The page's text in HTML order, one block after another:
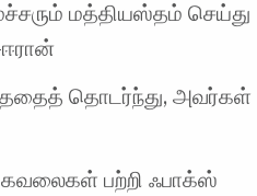
மத்தியஸ்தம் செய்து
ஈரான்
தொடர்ந்து, அவர்கள்
பற்றி ஃபாக்ஸ்